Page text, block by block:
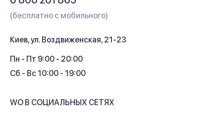
Кэшбек
(бесплатно с мобильного)
Киев, ул. Воздвиженская, 21-23
Пн - Пт 9:00 - 20:00
Сб - Вс 10:00 - 19:00
WO В СОЦИАЛЬНЫХ СЕТЯХ